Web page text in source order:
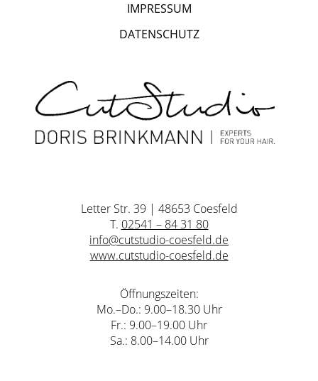
IMPRESSUM
DATENSCHUTZ
Letter Str. 39 | 48653 Coesfeld
T. 02541 – 84 31 80
info@cutstudio-coesfeld.de
www.cutstudio-coesfeld.de
Öffnungszeiten:
Mo.–Do.: 9.00–18.30 Uhr
Fr.: 9.00–19.00 Uhr
Sa.: 8.00–14.00 Uhr